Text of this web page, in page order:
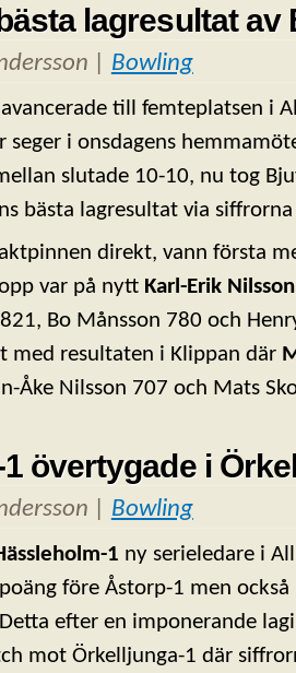
lagresultat av
| Bowling
avancerade till femteplatsen i
seger i onsdagens
slutade 10-10, nu tog
bästa lagresultat via
direkt, vann första
var på nytt Karl-Erik Nilsson
Bo Månsson 780 och
med resultaten i Klippan där
Åke Nilsson 707 och Mats
övertygade i
| Bowling
1 ny serieledare i
före Åstorp-1 men också
efter en imponerande
mot Örkelljunga-1 där